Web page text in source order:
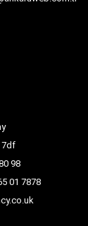
7df
98
01 78‬78‬